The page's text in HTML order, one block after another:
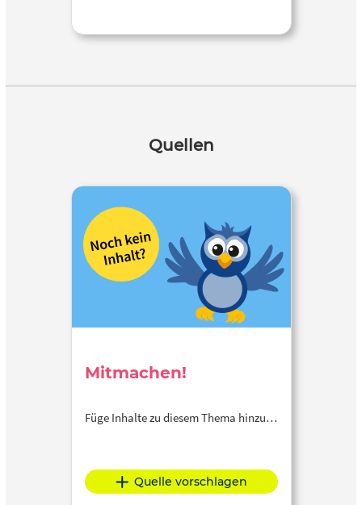
Quellen
Mitmachen!
Füge Inhalte zu diesem Thema hinzu…
Quelle vorschlagen